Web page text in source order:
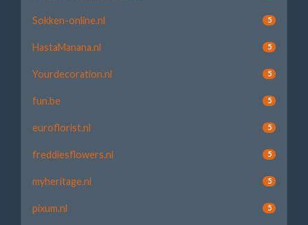
Sokken-online.nl 5
HastaManana.nl 5
Yourdecoration.nl 5
fun.be 5
euroflorist.nl 5
freddiesflowers.nl 5
myheritage.nl 5
pixum.nl 5